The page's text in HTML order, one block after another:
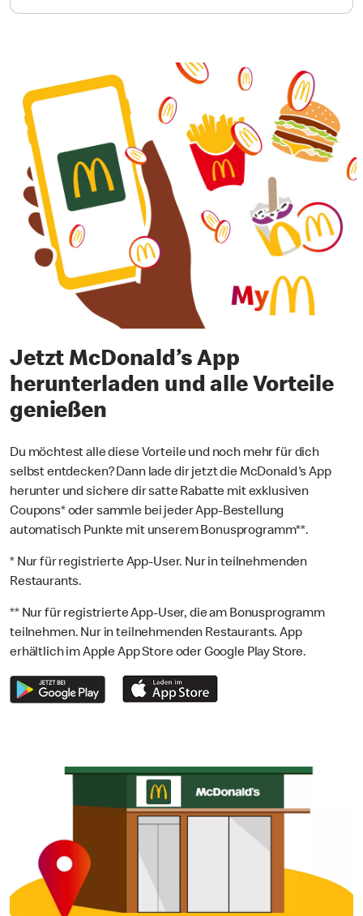
Jetzt McDonald’s App
herunterladen und alle Vorteile
genießen
Du möchtest alle diese Vorteile und noch mehr für dich
selbst entdecken? Dann lade dir jetzt die McDonald's App
herunter und sichere dir satte Rabatte mit exklusiven
Coupons* oder sammle bei jeder App-Bestellung
automatisch Punkte mit unserem Bonusprogramm**.
* Nur für registrierte App-User. Nur in teilnehmenden
Restaurants.
** Nur für registrierte App-User, die am Bonusprogramm
teilnehmen. Nur in teilnehmenden Restaurants. App
erhältlich im Apple App Store oder Google Play Store.